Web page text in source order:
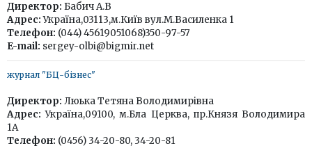
Директор: Бабич А.В
Адрес:Україна,03113,м.Київ вул.М.Василенка 1
Телефон: (044) 45619051068)350-97-57
E-mail: sergey-olbi@bigmir.net
журнал "БЦ-бізнес"
Директор: Люька Тетяна Володимирівна
Адрес: Україна,09100, м.Бла Церква, пр.Князя Володимира
1А
Телефон: (0456) 34-20-80, 34-20-81